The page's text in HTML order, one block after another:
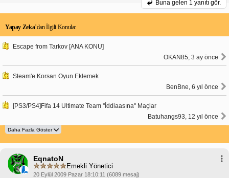
Buna gelen 1 yanıtı gör.
Yapay Zeka’dan İlgili Konular
Escape from Tarkov [ANA KONU]
OKAN85, 3 ay önce
Steam'e Korsan Oyun Eklemek
BenBne, 6 yıl önce
[PS3/PS4]Fifa 14 Ultimate Team ''İddiaasına'' Maçlar
Batuhangs93, 12 yıl önce
EqnatoN
Emekli Yönetici
20 Eylül 2009 Pazar 18:10:11 (6089 mesaj)